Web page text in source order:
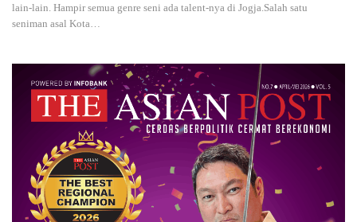
lain-lain. Hampir semua genre seni ada talent-nya di Jogja.Salah satu
seniman asal Kota…